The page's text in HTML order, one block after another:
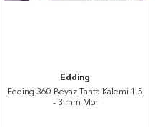
Edding
Edding 360 Beyaz Tahta Kalemi 1.5
- 3 mm Mor